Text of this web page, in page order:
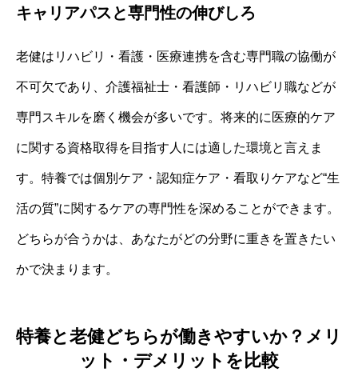
キャリアパスと専門性の伸びしろ
老健はリハビリ・看護・医療連携を含む専門職の協働が
不可欠であり、介護福祉士・看護師・リハビリ職などが
専門スキルを磨く機会が多いです。将来的に医療的ケア
に関する資格取得を目指す人には適した環境と言えま
す。特養では個別ケア・認知症ケア・看取りケアなど“生
活の質”に関するケアの専門性を深めることができます。
どちらが合うかは、あなたがどの分野に重きを置きたい
かで決まります。
特養と老健どちらが働きやすいか？メリ
ット・デメリットを比較